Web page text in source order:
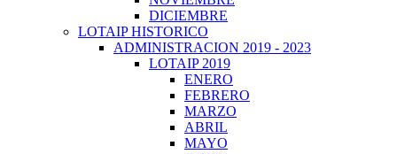
DICIEMBRE
LOTAIP HISTORICO
ADMINISTRACION 2019 - 2023
LOTAIP 2019
ENERO
FEBRERO
MARZO
ABRIL
MAYO